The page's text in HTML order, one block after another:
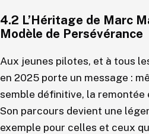
4.2 L’Héritage de Marc
Modèle de Persévérance
Aux jeunes pilotes, et à tous
en 2025 porte un message :
semble définitive, la remontée
Son parcours devient une
exemple pour celles et ceux